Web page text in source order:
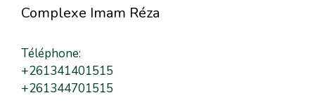
Complexe Imam Réza
Téléphone:
+261341401515
+261344701515